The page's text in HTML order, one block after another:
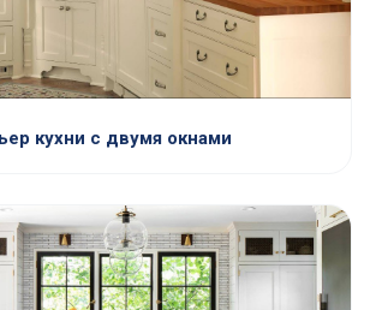
кухни с двумя окнами